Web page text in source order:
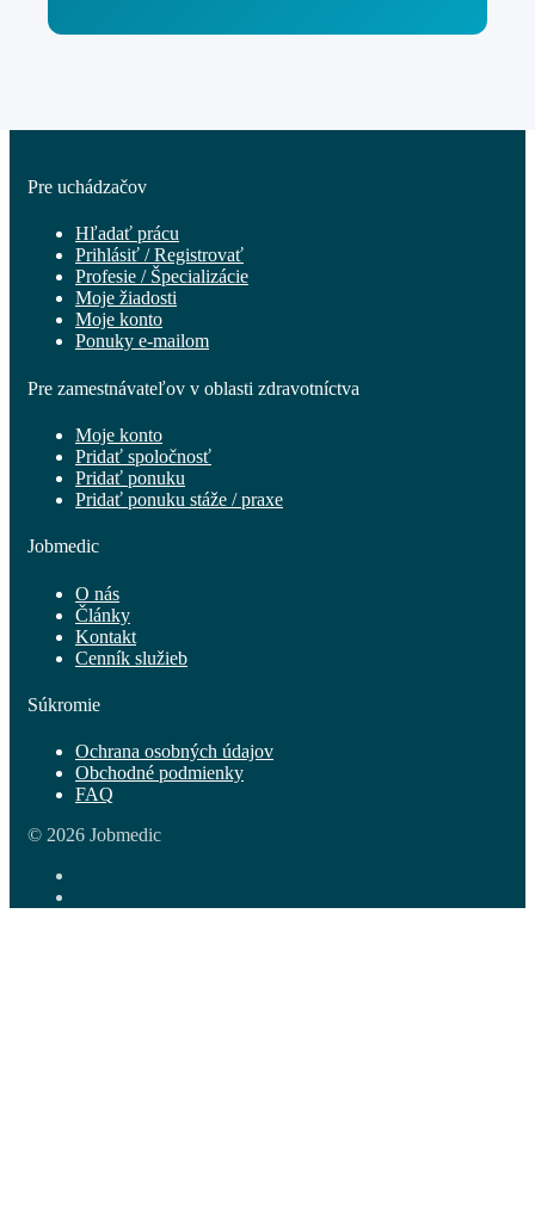
Pre uchádzačov
Hľadať prácu
Prihlásiť / Registrovať
Profesie / Špecializácie
Moje žiadosti
Moje konto
Ponuky e-mailom
Pre zamestnávateľov v oblasti zdravotníctva
Moje konto
Pridať spoločnosť
Pridať ponuku
Pridať ponuku stáže / praxe
Jobmedic
O nás
Články
Kontakt
Cenník služieb
Súkromie
Ochrana osobných údajov
Obchodné podmienky
FAQ
© 2026 Jobmedic